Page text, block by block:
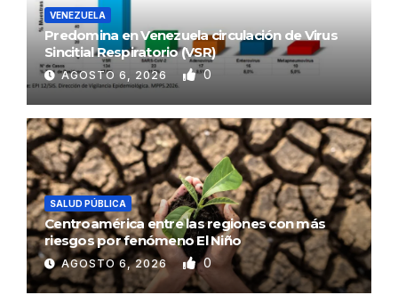
VENEZUELA
Predomina en Venezuela circulación de Virus
Sincitial Respiratorio (VSR)
AGOSTO 6, 2026 0
SALUD PÚBLICA
Centroamérica entre las regiones con más
riesgos por fenómeno El Niño
AGOSTO 6, 2026 0